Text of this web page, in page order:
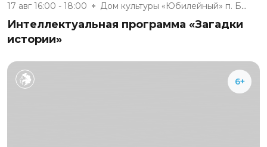
17 авг 16:00 - 18:00 Дом культуры «Юбилейный» п. Бе...
Интеллектуальная программа «Загадки
истории»
6+